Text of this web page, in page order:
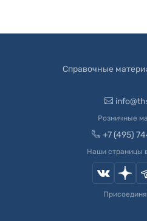
Справочные
Розничные
+7 (495)
Наши страницы